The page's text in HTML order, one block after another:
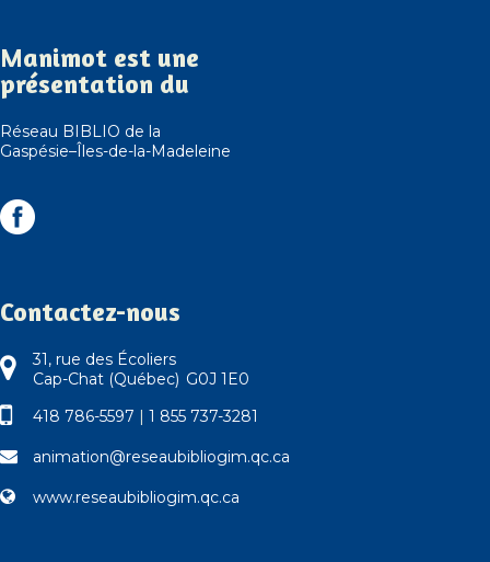
Manimot est une
présentation du
Réseau BIBLIO de la
Gaspésie–Îles-de-la-Madeleine
Contactez-nous
31, rue des Écoliers
Cap-Chat (Québec) G0J 1E0
418 786-5597
1 855 737-3281
animation@reseaubibliogim.qc.ca
www.reseaubibliogim.qc.ca